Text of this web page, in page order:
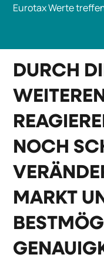
Eurotax Werte
DURCH
NOCH
MARKT